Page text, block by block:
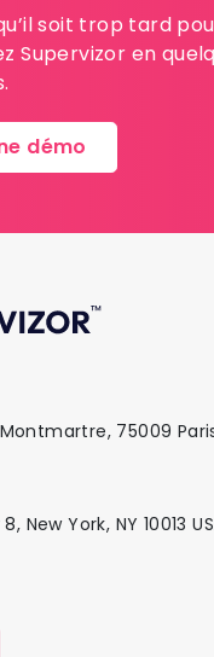
soit trop tard
Supervizor en
démo​
75009
New York, NY 10013